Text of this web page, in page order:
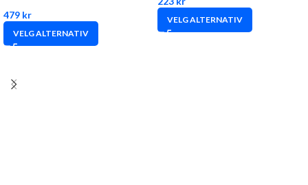
479 kr
VELG ALTERNATIV
VELG ALTERNATIV